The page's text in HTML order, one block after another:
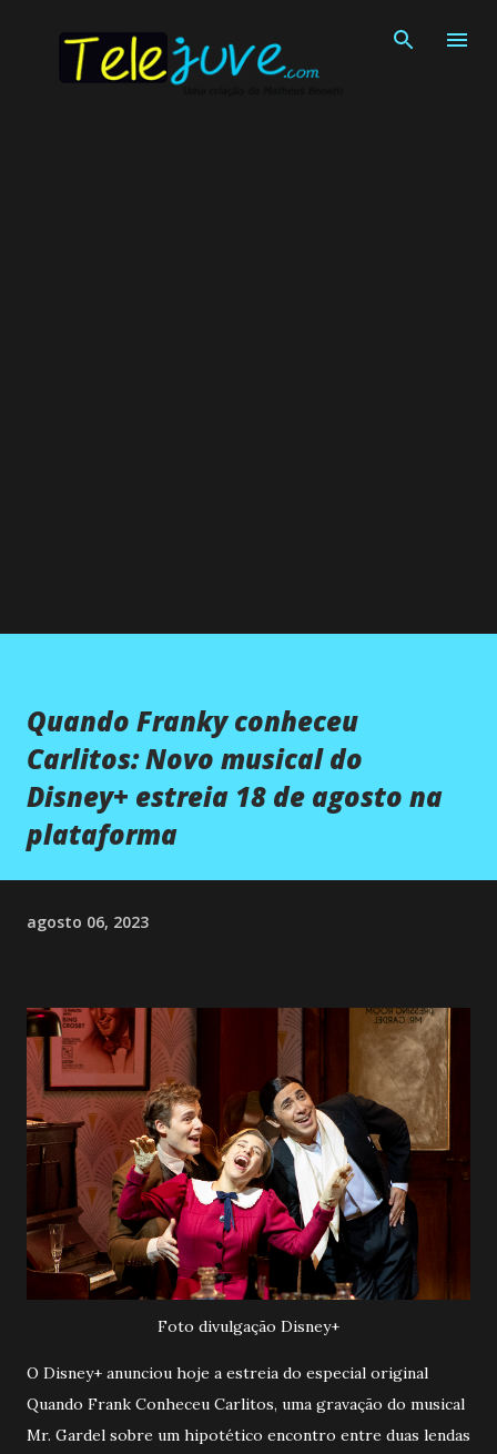
Quando Franky conheceu
Carlitos: Novo musical do
Disney+ estreia 18 de agosto na
plataforma
agosto 06, 2023
Foto divulgação Disney+
O Disney+ anunciou hoje a estreia do especial original
Quando Frank Conheceu Carlitos, uma gravação do musical
Mr. Gardel sobre um hipotético encontro entre duas lendas